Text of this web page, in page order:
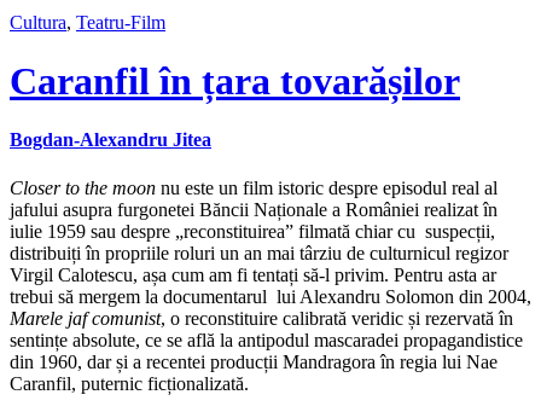
Cultura, Teatru-Film
Caranfil în țara tovarășilor
Bogdan-Alexandru Jitea
Closer to the moon nu este un film istoric despre episodul real al
jafului asupra furgonetei Băncii Naționale a României realizat în
iulie 1959 sau despre „reconstituirea” filmată chiar cu suspecții,
distribuiți în propriile roluri un an mai târziu de culturnicul regizor
Virgil Calotescu, așa cum am fi tentați să-l privim. Pentru asta ar
trebui să mergem la documentarul lui Alexandru Solomon din 2004,
Marele jaf comunist, o reconstituire calibrată veridic și rezervată în
sentințe absolute, ce se află la antipodul mascaradei propagandistice
din 1960, dar și a recentei producții Mandragora în regia lui Nae
Caranfil, puternic ficționalizată.